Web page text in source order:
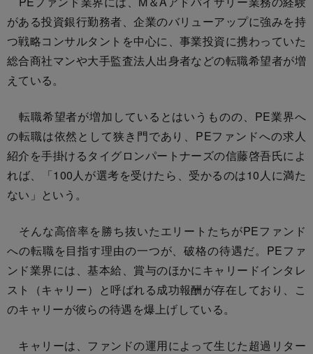
がある投資銀行勤務者、企業のバリューアップに強みを持
つ戦略コンサルタントを中心に、事業投資に携わっていた
総合商社マンや大手監査法人出身者などの転職希望者が増
えている。
転職希望者が増加しているとはいうものの、PE業界へ
の転職は依然として狭き門であり、PEファンドへの求人
紹介を手掛けるタイグロンパートナーズの信藤啓吾氏によ
れば、「100人が選考を受けたら、受かるのは10人に満た
ない」という。
そんな高倍率を勝ち抜いたエリートたちがPEファンド
への転職を目指す理由の一つが、破格の待遇だ。PEファ
ンド業界には、基本給、賞与のほかにキャリードインタレ
スト（キャリー）と呼ばれる成功報酬が存在しており、こ
のキャリーが彼らの待遇を爆上げしている。
キャリーは、ファンドの運用によって生じた超過リター